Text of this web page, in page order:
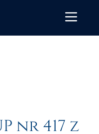
nr 417 z